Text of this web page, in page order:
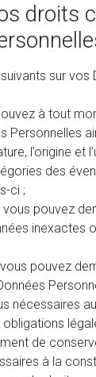
droits
sur vos
à tout
Personnelles
l’origine et
des
ci ;
vous pouvez
inexactes
vous pouvez
nécessaires
de
à la